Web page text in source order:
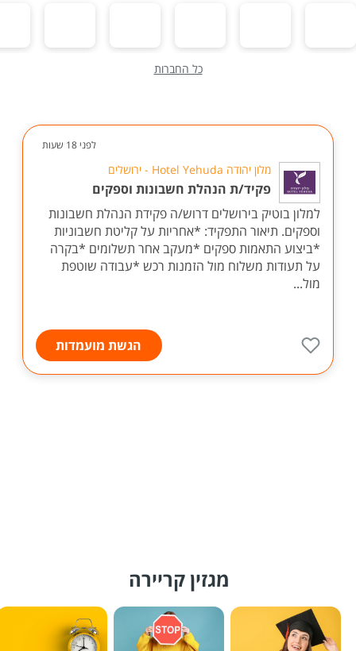
כל החברות
לפני 18 שעות
מלון יהודה Hotel Yehuda - ירושלים
פקיד/ת הנהלת חשבונות וספקים
למלון בוטיק בירושלים דרוש/ה פקידת הנהלת חשבונות
וספקים. תיאור התפקיד: *אחריות על קליטת חשבוניות
*ביצוע התאמות ספקים *מעקב אחר תשלומים *בקרה
על תעודות משלוח מול הזמנות רכש *עבודה שוטפת
מול...
הגשת מועמדות
מגזין קריירה